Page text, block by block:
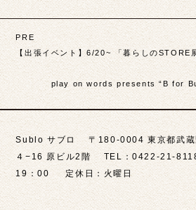
投
稿
ナ
ビ
ゲ
ー
シ
ョ
PRE
【出張イベント】6/20~ 「暮らしのSTORE
play on words presents “B for
Sublo サブロ 〒180-0004 東京都武蔵
４−16 原ビル2階 TEL：0422-21-
19：00 定休日：火曜日